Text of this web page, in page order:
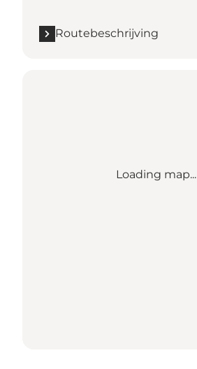
Routebeschrijving
Loading map...